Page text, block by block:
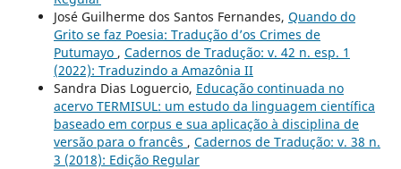
José Guilherme dos Santos Fernandes, Quando do
Grito se faz Poesia: Tradução d’os Crimes de
Putumayo , Cadernos de Tradução: v. 42 n. esp. 1
(2022): Traduzindo a Amazônia II
Sandra Dias Loguercio, Educação continuada no
acervo TERMISUL: um estudo da linguagem científica
baseado em corpus e sua aplicação à disciplina de
versão para o francês , Cadernos de Tradução: v. 38 n.
3 (2018): Edição Regular